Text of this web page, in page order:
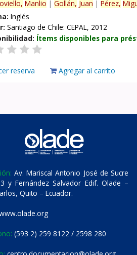
Manlio |Gollán, Juan |Pérez,
Inglés
Santiago de Chile: CEPAL, 2012
Ítems disponibles para
reserva Agregar al carrito
Av. Mariscal Antonio José de Sucre
y Fernández Salvador Edif. Olade –
Quito – Ecuador.
(593 2) 259 8122 / 2598 280